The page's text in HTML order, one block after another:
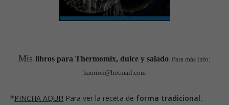
Mis libros para Thermomix, dulce y salado. Para más info:
haorion@hotmail.com
*PINCHA AQUI!! Para ver la receta de forma tradicional.